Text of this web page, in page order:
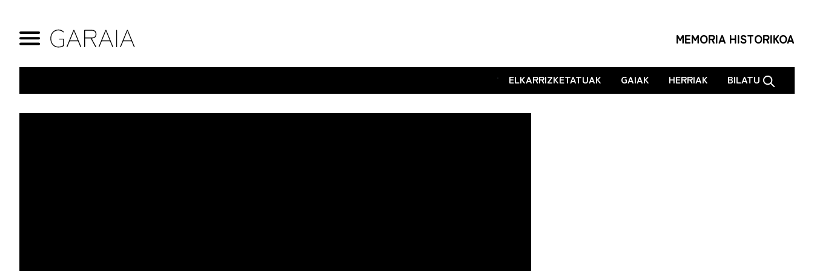
MEMORIA HISTORIKOA
. ELKARRIZKETATUAK GAIAK HERRIAK BILATU